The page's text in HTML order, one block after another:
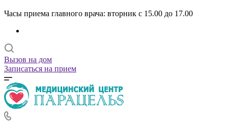
Часы приема главного врача: вторник с 15.00 до 17.00
Вызов на дом
Записаться на прием